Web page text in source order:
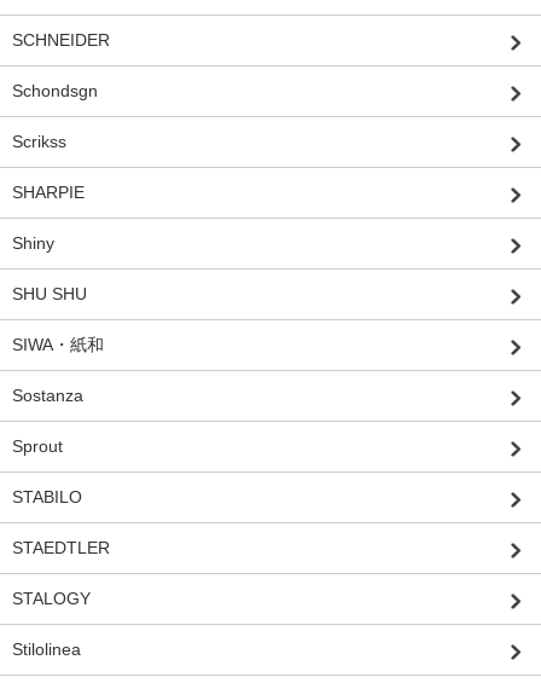
SCHNEIDER
Schondsgn
Scrikss
SHARPIE
Shiny
SHU SHU
SIWA・紙和
Sostanza
Sprout
STABILO
STAEDTLER
STALOGY
Stilolinea